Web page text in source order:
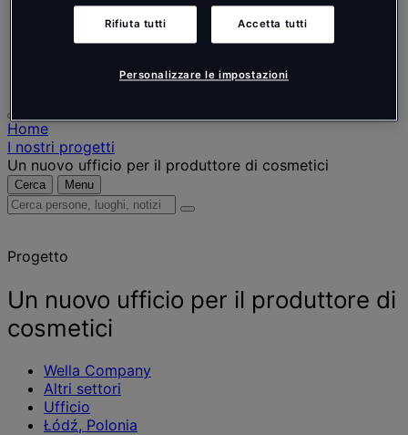
Español
Português
Home
I nostri progetti
Un nuovo ufficio per il produttore di cosmetici
Cerca Menu
Cerca
notizie
approfondimenti
Progetto
Un nuovo ufficio per il produttore di
cosmetici
Wella Company
Altri settori
Ufficio
Łódź, Polonia
Rifiuta tutti Accetta tutti
Personalizzare le impostazioni